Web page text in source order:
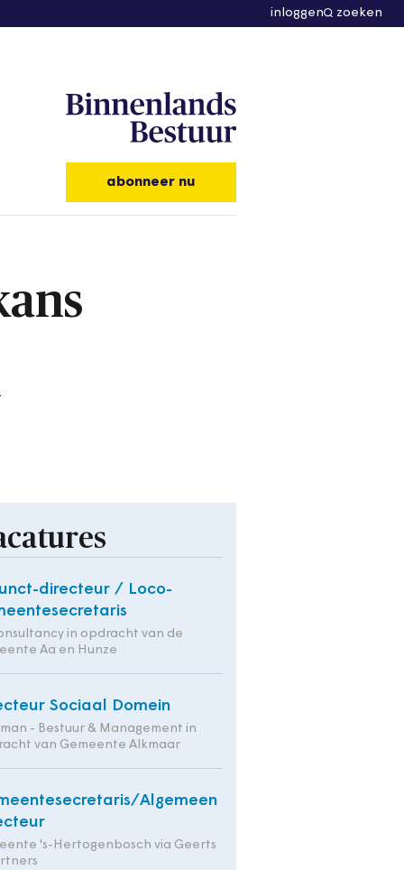
inloggen zoeken
abonneer nu
directeur / Loco-
in opdracht van de
Aa en Hunze
Sociaal Domein
- Bestuur & Management in
van Gemeente Alkmaar
Algemeen
's-Hertogenbosch via Geerts